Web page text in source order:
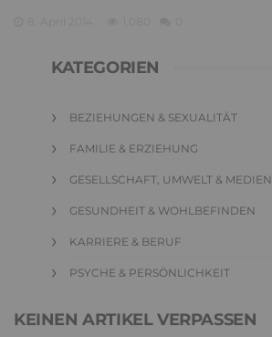
KATEGORIEN
BEZIEHUNGEN & SEXUALITÄT
FAMILIE & ERZIEHUNG
GESELLSCHAFT, UMWELT & MEDIEN
GESUNDHEIT & WOHLBEFINDEN
KARRIERE & BERUF
PSYCHE & PERSÖNLICHKEIT
KEINEN ARTIKEL VERPASSEN